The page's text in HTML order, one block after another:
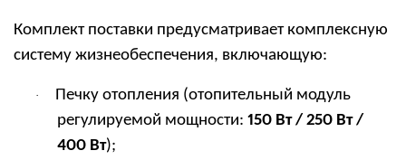
Комплект поставки предусматривает комплексную
систему жизнеобеспечения, включающую:
·
Печку отопления (отопительный модуль
регулируемой мощности: 150 Вт / 250 Вт /
400 Вт);